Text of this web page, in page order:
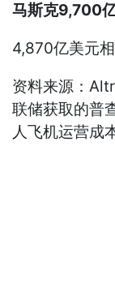
马斯克9,700
4,870亿美元
资料来源：
联储获取的普
人飞机运营成